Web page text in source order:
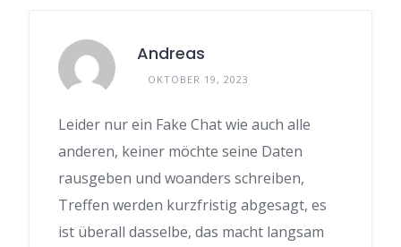
Andreas
OKTOBER 19, 2023
Leider nur ein Fake Chat wie auch alle
anderen, keiner möchte seine Daten
rausgeben und woanders schreiben,
Treffen werden kurzfristig abgesagt, es
ist überall dasselbe, das macht langsam